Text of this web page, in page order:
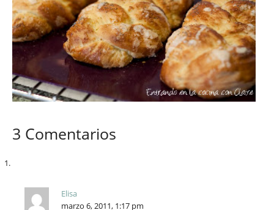
3 Comentarios
Elisa
marzo 6, 2011, 1:17 pm